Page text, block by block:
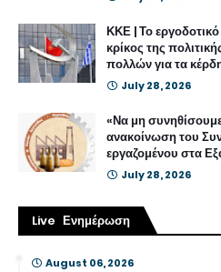
ΚΚΕ | Το εργοδοτικό
κρίκος της
πολλών για τα
July 28, 2026
«Να μη
ανακοίνωση του
εργαζομένου στα
July 28, 2026
Live Ενημέρωση
August 06, 2026